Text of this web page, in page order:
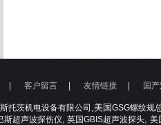
托茨机电设备有限公司 ,美国GSG螺纹规
斯超声波探伤仪, 英国GBIS超声波探头,美
客户留言 友情链接 国